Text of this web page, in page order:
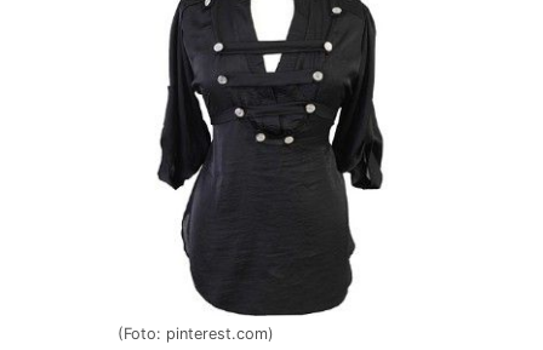
(Foto: pinterest.com)